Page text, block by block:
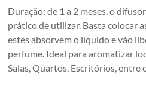
Duração: de 1 a 2 meses, o
prático de utilizar. Basta colocar
estes absorvem o líquido e vão
perfume. Ideal para aromatizar
Salas, Quartos, Escritórios, entre